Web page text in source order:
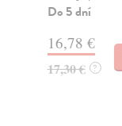
16,40 € ?